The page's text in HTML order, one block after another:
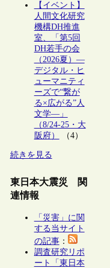
【イベント】
人間文化研究
機構DH推進
室、「第5回
DH若手の会
（2026夏）―
デジタル・ヒ
ューマニティ
ーズで“繋が
る×広がる”人
文学―」
（8/24-25・大
阪府）
（4）
続きを見る
東日本大震災 関
連情報
「災害」に関
する当サイト
の記事：
調査研究リポ
ート「東日本